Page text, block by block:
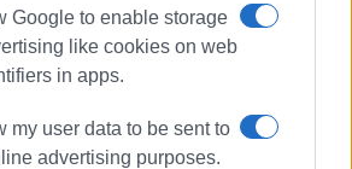
Google to enable storage
like cookies on web
in apps.
my user data to be sent to
advertising purposes.